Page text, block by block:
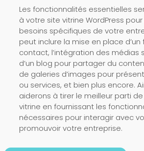
Les fonctionnalités essentielles
à votre site vitrine WordPress
besoins spécifiques de votre
peut inclure la mise en place
contact, l’intégration des médias
d’un blog pour partager du
de galeries d’images pour
ou services, et bien plus encore.
aiderons à tirer le meilleur parti
vitrine en fournissant les
nécessaires pour interagir avec
promouvoir votre entreprise.